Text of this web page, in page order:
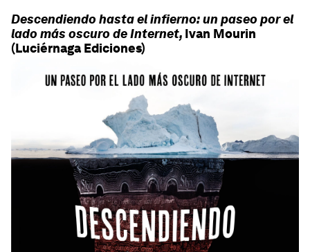
Descendiendo hasta el infierno: un paseo por el
lado más oscuro de Internet, Ivan Mourin
(Luciérnaga Ediciones)